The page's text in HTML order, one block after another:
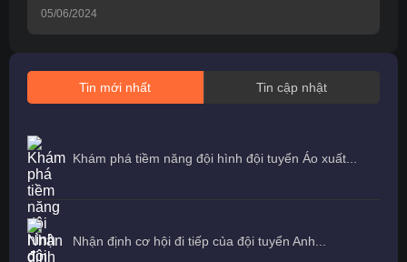
05/06/2024
Tin mới nhất Tin cập nhật
Khám phá tiềm năng đội hình đội tuyển Áo xuất...
Nhận định cơ hội đi tiếp của đội tuyển Anh...